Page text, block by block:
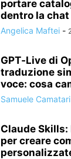
portare
dentro la chat
Angelica Maftei -
GPT‑Live di
traduzione
voce: cosa
Samuele Camatari
Claude
per creare